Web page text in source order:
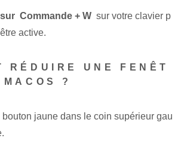
Commande‌ + W ⁢ sur votre clavier p
active.
RÉDUIRE UNE FENÊT
?
jaune dans le coin supérieur gau